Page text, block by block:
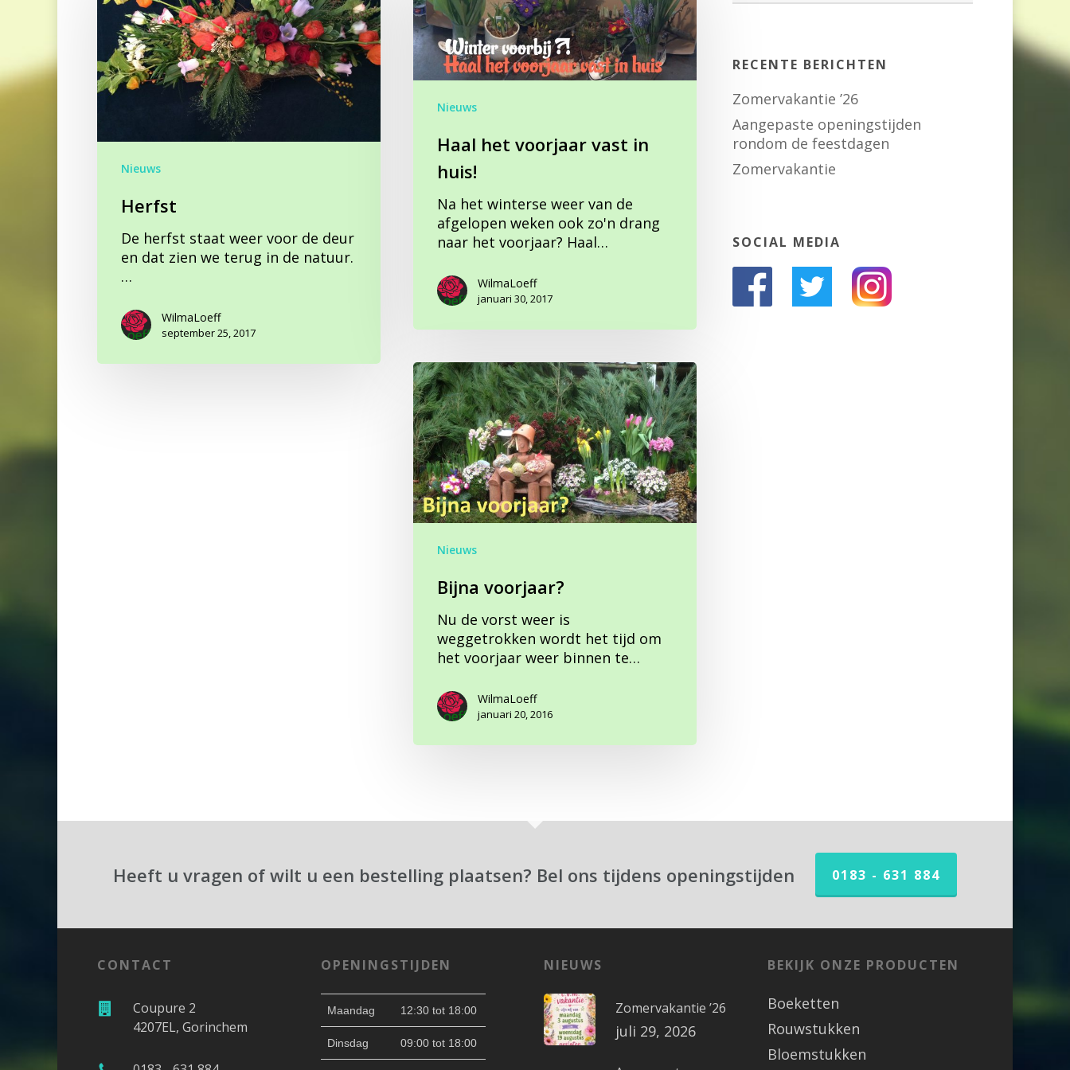
Nieuws
Herfst
De herfst staat weer voor de deur
en dat zien we terug in de natuur.
…
WilmaLoeff
september 25, 2017
vast
in
huis!
Nieuws
Haal het voorjaar vast in
huis!
Na het winterse weer van de
afgelopen weken ook zo'n drang
naar het voorjaar? Haal…
WilmaLoeff
januari 30, 2017
Bijna
voorjaar?
Nieuws
Bijna voorjaar?
Nu de vorst weer is
weggetrokken wordt het tijd om
het voorjaar weer binnen te…
WilmaLoeff
januari 20, 2016
RECENTE BERICHTEN
Zomervakantie ’26
Aangepaste openingstijden
rondom de feestdagen
Zomervakantie
SOCIAL MEDIA
Heeft u vragen of wilt u een bestelling plaatsen? Bel ons tijdens openingstijden 0183 - 631 884
CONTACT
Coupure 2
4207EL, Gorinchem
OPENINGSTIJDEN
Maandag 12:30 tot 18:00
Dinsdag 09:00 tot 18:00
NIEUWS
Zomervakantie ’26
juli 29, 2026
BEKIJK ONZE PRODUCTEN
Boeketten
Rouwstukken
Bloemstukken